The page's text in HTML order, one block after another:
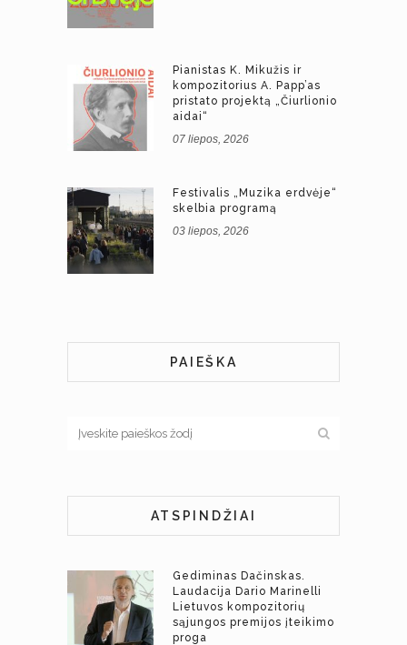
Pianistas K. Mikužis ir
kompozitorius A. Papp’as
pristato projektą „Čiurlionio
aidai“
07 liepos, 2026
Festivalis „Muzika erdvėje“
skelbia programą
03 liepos, 2026
PAIEŠKA
ATSPINDŽIAI
Gediminas Dačinskas.
Laudacija Dario Marinelli
Lietuvos kompozitorių
sąjungos premijos įteikimo
proga